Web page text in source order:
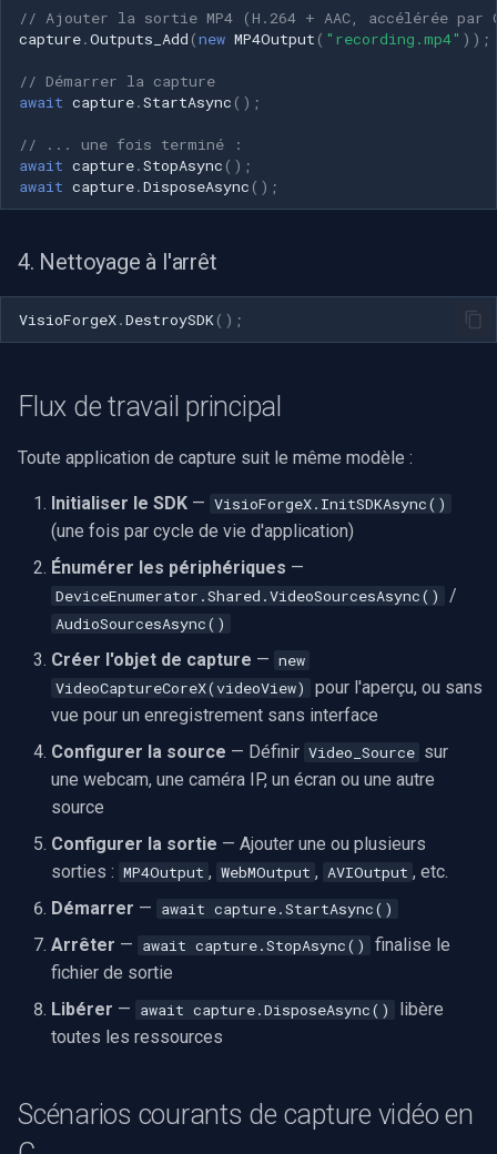
LILIN
Zavio
CP Plus
Sanyo
BrickCom
Edimax
EZVIZ
Wisenet
Annke
Imou
Wyze
Aqara
Verkada
Eufy Security
Mercusys
// Ajouter la sortie MP4 (H.264 + AAC, accélérée par
capture.Outputs_Add (new MP4Output ( "recording.mp4" ));
// Démarrer la capture
await capture.StartAsync ();
// ... une fois terminé :
await capture.StopAsync ();
await capture.DisposeAsync ();
4. Nettoyage à l'arrêt
VisioForgeX.DestroySDK ();
Flux de travail principal
Toute application de capture suit le même modèle :
Initialiser le SDK — VisioForgeX.InitSDKAsync()
(une fois par cycle de vie d'application)
Énumérer les périphériques —
DeviceEnumerator.Shared.VideoSourcesAsync() /
AudioSourcesAsync()
Créer l'objet de capture — new
VideoCaptureCoreX(videoView)
pour l'aperçu, ou sans
vue pour un enregistrement sans interface
Configurer la source — Définir Video_Source sur
une webcam, une caméra IP, un écran ou une autre
source
Configurer la sortie — Ajouter une ou plusieurs
sorties : MP4Output , WebMOutput , AVIOutput , etc.
Démarrer — await capture.StartAsync()
Arrêter — await capture.StopAsync()
finalise le
fichier de sortie
Libérer — await capture.DisposeAsync()
libère
toutes les ressources
Scénarios courants de capture vidéo en